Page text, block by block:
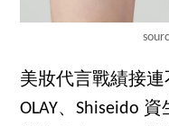
美妝代言戰績接
OLAY、Shiseido